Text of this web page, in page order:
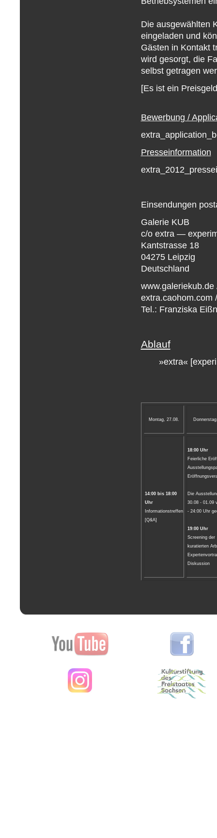
Die ausgewählten
eingeladen und
Gästen in Kontakt
wird gesorgt, die
selbst getragen
[Es ist ein
Bewerbung /
Presseinformation
Einsendungen
Galerie KUB
c/o extra —
Kantstrasse 18
04275 Leipzig
Deutschland
extra.caohom.com /
Tel.: Franziska
Ablauf
»extra«
Montag, 27.08.
14:00 bis 18:00
Uhr
Informationstreffen
[Q&A]
18:00 Uhr
Feierliche
Die
30.08 - 01.09
- 24:00 Uhr
19:00 Uhr
Screening der
kuratierten
Diskussion